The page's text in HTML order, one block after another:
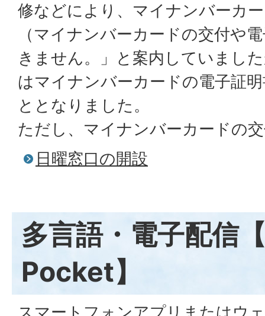
修などにより、マイナンバーカ
（マイナンバーカードの交付や
きません。」と案内していまし
はマイナンバーカードの電子証
ととなりました。
ただし、マイナンバーカードの
日曜窓口の開設
多言語・電子配信
Pocket】